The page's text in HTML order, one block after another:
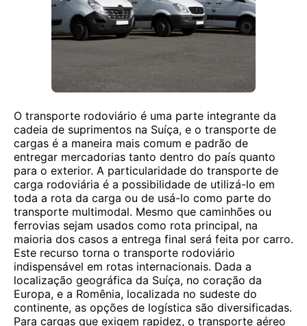
O transporte rodoviário é uma parte integrante da
cadeia de suprimentos na Suíça, e o transporte de
cargas é a maneira mais comum e padrão de
entregar mercadorias tanto dentro do país quanto
para o exterior. A particularidade do transporte de
carga rodoviária é a possibilidade de utilizá-lo em
toda a rota da carga ou de usá-lo como parte do
transporte multimodal. Mesmo que caminhões ou
ferrovias sejam usados ​​como rota principal, na
maioria dos casos a entrega final será feita por carro.
Este recurso torna o transporte rodoviário
indispensável em rotas internacionais. Dada a
localização geográfica da Suíça, no coração da
Europa, e a Romênia, localizada no sudeste do
continente, as opções de logística são diversificadas.
Para cargas que exigem rapidez, o transporte aéreo